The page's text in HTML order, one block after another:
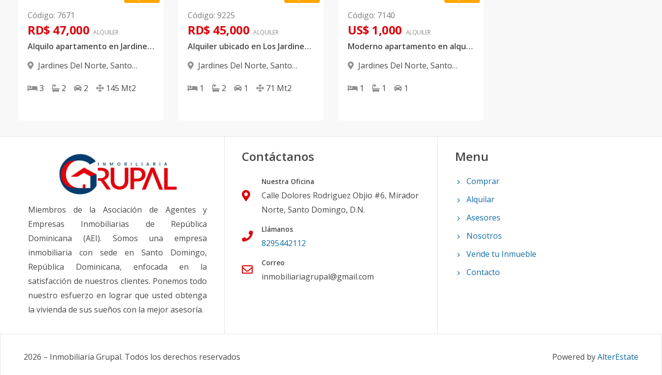
Código: 7671
RD$ 47,000 ALQUILER
Alquilo apartamento en Jardines Del Norte
Jardines Del Norte, Santo
3
2 2 145 Mt2
Código: 9225
RD$ 45,000 ALQUILER
Alquiler ubicado en Los Jardines del Norte
Jardines Del Norte, Santo
1
2 1 71 Mt2
Código: 7140
US$ 1,000 ALQUILER
Moderno apartamento en alquiler amueblado en Los Jardines del Norte
Jardines Del Norte, Santo
1
1 1
Miembros de la Asociación de Agentes y
Empresas Inmobiliarias de República
Dominicana (AEI). Somos una empresa
inmobiliaria con sede en Santo Domingo,
República Dominicana, enfocada en la
satisfacción de nuestros clientes. Ponemos todo
nuestro esfuerzo en lograr que usted obtenga
la vivienda de sus sueños con la mejor asesoría.
Contáctanos
Nuestra Oficina
Calle Dolores Rodriguez Objio #6, Mirador
Norte, Santo Domingo, D.N.
Llámanos
8295442112
Correo
inmobiliariagrupal@gmail.com
Menu
Comprar
Alquilar
Asesores
Nosotros
Vende tu Inmueble
Contacto
2026 – Inmobiliaria Grupal. Todos los derechos reservados Powered byAlterEstate